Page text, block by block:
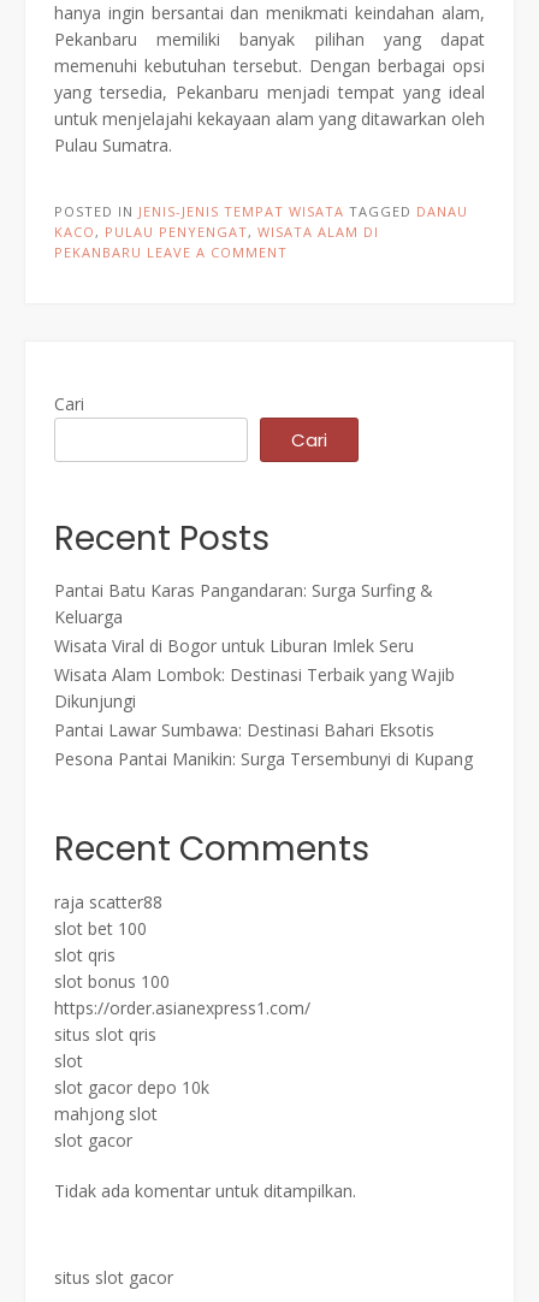
hanya ingin bersantai dan menikmati keindahan alam,
Pekanbaru memiliki banyak pilihan yang dapat
memenuhi kebutuhan tersebut. Dengan berbagai opsi
yang tersedia, Pekanbaru menjadi tempat yang ideal
untuk menjelajahi kekayaan alam yang ditawarkan oleh
Pulau Sumatra.
POSTED IN JENIS-JENIS TEMPAT WISATA TAGGED DANAU
KACO, PULAU PENYENGAT, WISATA ALAM DI
PEKANBARU LEAVE A COMMENT
Cari
Cari
Recent Posts
Pantai Batu Karas Pangandaran: Surga Surfing &
Keluarga
Wisata Viral di Bogor untuk Liburan Imlek Seru
Wisata Alam Lombok: Destinasi Terbaik yang Wajib
Dikunjungi
Pantai Lawar Sumbawa: Destinasi Bahari Eksotis
Pesona Pantai Manikin: Surga Tersembunyi di Kupang
Recent Comments
raja scatter88
slot bet 100
slot qris
slot bonus 100
https://order.asianexpress1.com/
situs slot qris
slot
slot gacor depo 10k
mahjong slot
slot gacor
Tidak ada komentar untuk ditampilkan.
situs slot gacor